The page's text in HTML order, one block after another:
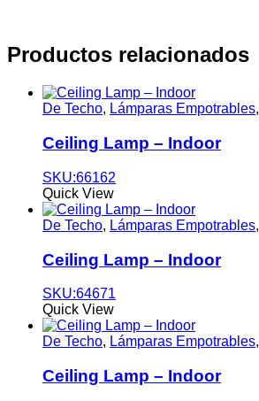
Productos relacionados
De Techo, Lámparas Empotrables,
Ceiling Lamp – Indoor
SKU:66162
Quick View
De Techo, Lámparas Empotrables,
Ceiling Lamp – Indoor
SKU:64671
Quick View
De Techo, Lámparas Empotrables,
Ceiling Lamp – Indoor